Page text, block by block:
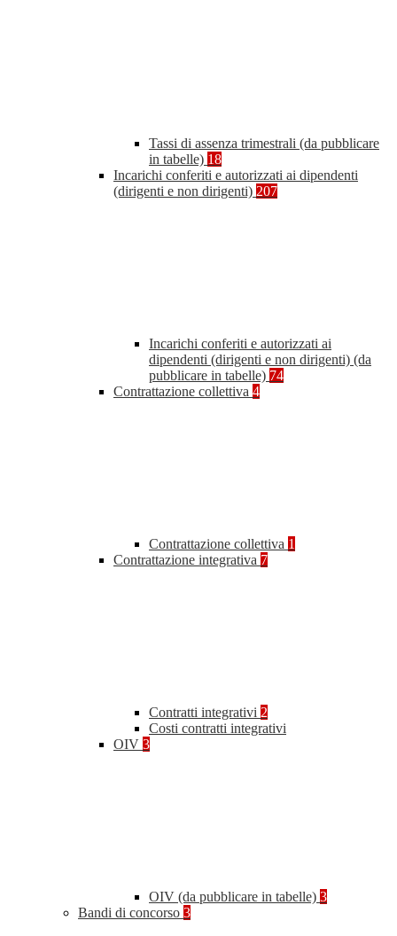
Tassi di assenza trimestrali (da pubblicare
in tabelle) 18
Incarichi conferiti e autorizzati ai dipendenti
(dirigenti e non dirigenti) 207
Incarichi conferiti e autorizzati ai
dipendenti (dirigenti e non dirigenti) (da
pubblicare in tabelle) 74
Contrattazione collettiva 4
Contrattazione collettiva 1
Contrattazione integrativa 7
Contratti integrativi 2
Costi contratti integrativi
OIV 3
OIV (da pubblicare in tabelle) 3
Bandi di concorso 3